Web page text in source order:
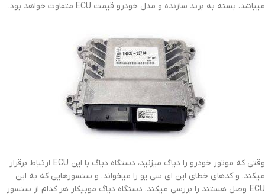
میباشد. بسته به برند سازنده و مدل خودرو قیمت ECU متفاوت خواهد بود.
وقتی که موتور خودرو را دیاگ میزنید، دستگاه دیاگ با این ECU ارتباط برقرار
میکند. و کدهای خطای این ای سی یو را میخواند. و سنسورهایی که به این
ECU وصل هستند را بررسی میکند. دستگاه دیاگ موبیکار هر کدام از سنسور